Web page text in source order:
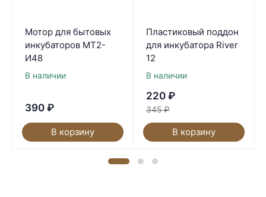
Мотор для бытовых
инкубаторов МТ2-
И48
В наличии
390 ₽
В корзину
Пластиковый поддон
для инкубатора River
12
В наличии
220 ₽
345 ₽
В корзину